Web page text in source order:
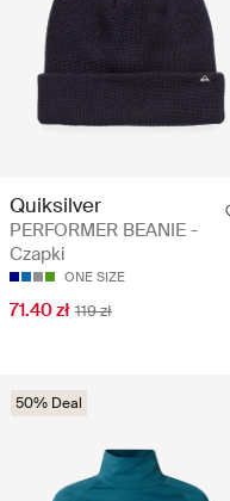
Quiksilver
PERFORMER BEANIE -
Czapki
ONE SIZE
71.40 zł 119 zł
50% Deal